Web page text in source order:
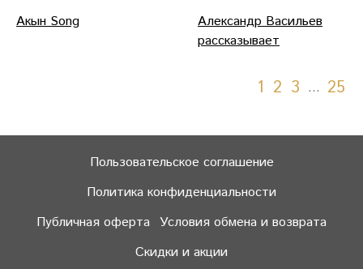
Акын Song
Александр Васильев
рассказывает
1 2 3 … 25
Пользовательское соглашение
Политика конфиденциальности
Публичная оферта Условия обмена и возврата
Скидки и акции